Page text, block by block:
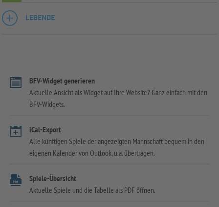
LEGENDE
BFV-Widget generieren
Aktuelle Ansicht als Widget auf Ihre Website? Ganz einfach mit den
BFV-Widgets.
iCal-Export
Alle künftigen Spiele der angezeigten Mannschaft bequem in den
eigenen Kalender von Outlook, u.a. übertragen.
Spiele-Übersicht
Aktuelle Spiele und die Tabelle als PDF öffnen.